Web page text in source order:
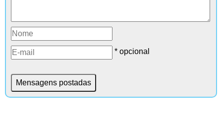
* opcional